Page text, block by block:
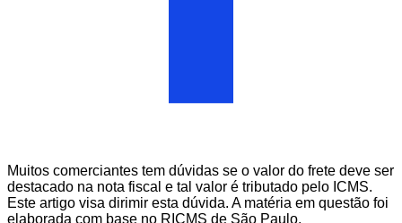
Muitos comerciantes tem dúvidas se o valor do frete deve ser
destacado na nota fiscal e tal valor é tributado pelo ICMS.
Este artigo visa dirimir esta dúvida. A matéria em questão foi
elaborada com base no RICMS de São Paulo.